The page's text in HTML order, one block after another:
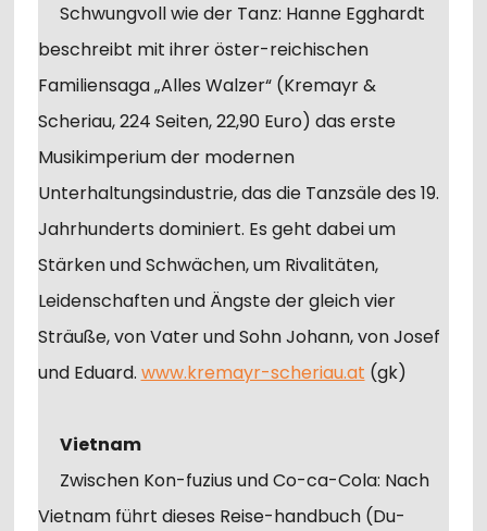
Schwungvoll wie der Tanz: Hanne Egghardt
beschreibt mit ihrer öster-reichischen
Familiensaga „Alles Walzer“ (Kremayr &
Scheriau, 224 Seiten, 22,90 Euro) das erste
Musikimperium der modernen
Unterhaltungsindustrie, das die Tanzsäle des 19.
Jahrhunderts dominiert. Es geht dabei um
Stärken und Schwächen, um Rivalitäten,
Leidenschaften und Ängste der gleich vier
Sträuße, von Vater und Sohn Johann, von Josef
und Eduard. www.kremayr-scheriau.at (gk)
Vietnam
Zwischen Kon-fuzius und Co-ca-Cola: Nach
Vietnam führt dieses Reise-handbuch (Du-